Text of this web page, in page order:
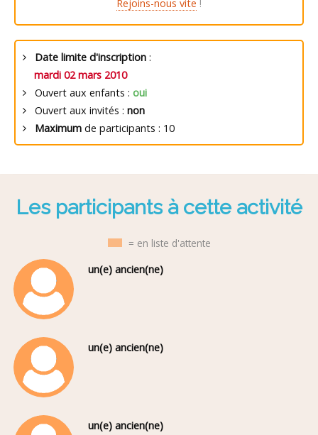
Rejoins-nous vite !
Date limite d'inscription :
mardi 02 mars 2010
Ouvert aux enfants : oui
Ouvert aux invités : non
Maximum de participants : 10
Les participants à cette activité
= en liste d'attente
un(e) ancien(ne)
un(e) ancien(ne)
un(e) ancien(ne)